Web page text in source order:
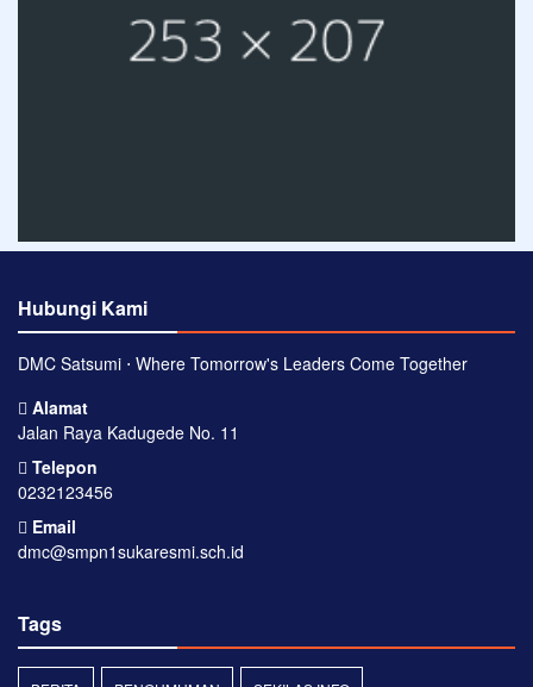
Hubungi Kami
DMC Satsumi ⋅ Where Tomorrow's Leaders Come Together
Alamat
Jalan Raya Kadugede No. 11
Telepon
0232123456
Email
dmc@smpn1sukaresmi.sch.id
Tags